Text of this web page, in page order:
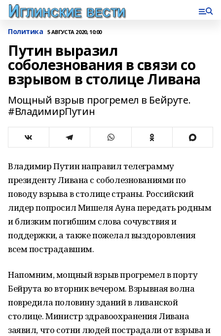
Политика 5 АВГУСТА 2020, 10:00
Путин выразил
соболезнования в связи со
взрывом в столице Ливана
Мощный взрыв прогремел в Бейруте.
#ВладимирПутин
Владимир Путин направил телеграмму
президенту Ливана с соболезнованиями по
поводу взрыва в столице страны. Российский
лидер попросил Мишеля Ауна передать родным
и близким погибшим слова сочувствия и
поддержки, а также пожелал выздоровления
всем пострадавшим.
Напомним, мощный взрыв прогремел в порту
Бейрута во вторник вечером. Взрывная волна
повредила половину зданий в ливанской
столице. Министр здравоохранения Ливана
заявил, что сотни людей пострадали от взрыва и